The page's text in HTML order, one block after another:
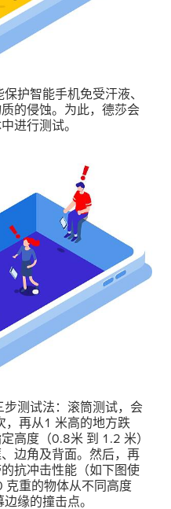
护智能手机免受汗液、
的侵蚀。为此，德莎会
进行测试。
测试法：滚筒测试，会
，再从1 米高的地方跌
高度（0.8米 到 1.2 米）
边角及背面。然后，再
抗冲击性能（如下图使
克重的物体从不同高度
缘的撞击点。